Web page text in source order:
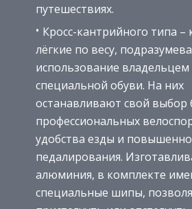
путешествиях.
Кросс-кантрийного типа –
лёгкие по весу,
использование владельцем
специальной обуви. На них
останавливают свой выбор
профессиональных
удобства езды и
педалирования.
алюминия, в комплекте
специальные шипы,